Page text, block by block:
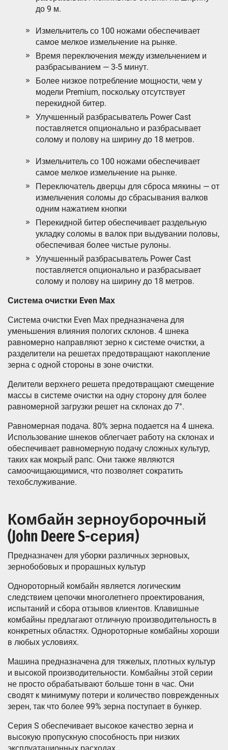
до 9 м.
Измельчитель со 100 ножами обеспечивает
самое мелкое измельчение на рынке.
Время переключения между измельчением и
разбрасыванием — 3-5 минут.
Более низкое потребление мощности, чем у
модели Premium, поскольку отсутствует
перекидной битер.
Улучшенный разбрасыватель Power Cast
поставляется опционально и разбрасывает
солому и полову на ширину до 18 метров.
Измельчитель со 100 ножами обеспечивает
самое мелкое измельчение на рынке.
Переключатель дверцы для сброса мякины — от
измельчения соломы до сбрасывания валков
одним нажатием кнопки
Перекидной битер обеспечивает раздельную
укладку соломы в валок при выдувании половы,
обеспечивая более чистые рулоны.
Улучшенный разбрасыватель Power Cast
поставляется опционально и разбрасывает
солому и полову на ширину до 18 метров.
Система очистки Even Мах
Система очистки Even Мах предназначена для
уменьшения влияния пологих склонов. 4 шнека
равномерно направляют зерно к системе очистки, а
разделители на решетах предотвращают накопление
зерна с одной стороны в зоне очистки.
Делители верхнего решета предотвращают смещение
массы в системе очистки на одну сторону для более
равномерной загрузки решет на склонах до 7°.
Равномерная подача. 80% зерна подается на 4 шнека.
Использование шнеков облегчает работу на склонах и
обеспечивает равномерную подачу сложных культур,
таких как мокрый рапс. Они также являются
самоочищающимися, что позволяет сократить
техобслуживание.
Комбайн зерноуборочный
(John Deere S-серия)
Предназначен для уборки различных зерновых,
зернобобовых и прорашных культур
Однороторный комбайн является логическим
следствием цепочки многолетнего проектирования,
испытаний и сбора отзывов клиентов. Клавишные
комбайны предлагают отличную производительность в
конкретных областях. Однороторные комбайны хороши
в любых условиях.
Машина предназначена для тяжелых, плотных культур
и высокой производительности. Комбайны этой серии
не просто обрабатывают больше тонн в час. Они
сводят к минимуму потери и количество поврежденных
зерен, так что более 99% зерна поступает в бункер.
Серия S обеспечивает высокое качество зерна и
высокую пропускную способность при низких